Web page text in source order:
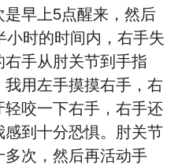
早上5点醒来，然后
小时的时间内，右手失
手从肘关节到手指
用左手摸摸右手，右
咬一下右手，右手还
到十分恐惧。肘关节
次，然后再活动手